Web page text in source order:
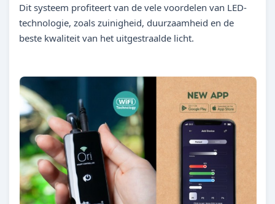
Dit systeem profiteert van de vele voordelen van LED-
technologie, zoals zuinigheid, duurzaamheid en de
beste kwaliteit van het uitgestraalde licht.